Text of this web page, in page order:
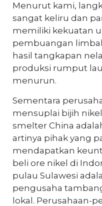
Menurut kami,
sangat keliru dan
memiliki kekuatan
pembuangan
hasil tangkapan
produksi rumput
menurun.
Sementara
mensuplai bijih
smelter China
artinya pihak yang
mendapatkan
beli ore nikel di
pulau Sulawesi
pengusaha
lokal. Perusahaan-